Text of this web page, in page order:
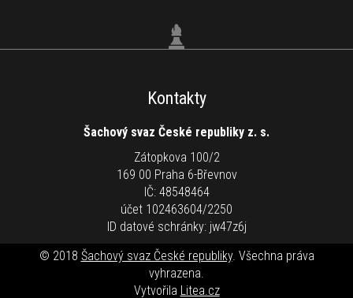
Kontakty
Šachový svaz České republiky z. s.
Zátopkova 100/2
169 00 Praha 6-Břevnov
IČ: 48548464
účet 102463604/2250
ID datové schránky: jw47z6j
© 2018 Šachový svaz České republiky. Všechna práva
vyhrazena.
Vytvořila Litea.cz